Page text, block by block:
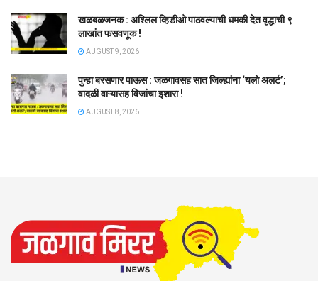
खळबळजनक : अश्लिल व्हिडीओ पाठवल्याची धमकी देत वृद्धाची ९
लाखांत फसवणूक !
AUGUST 9, 2026
पुन्हा बरसणार पाऊस : जळगावसह सात जिल्ह्यांना ‘यलो अलर्ट’;
वादळी वाऱ्यासह विजांचा इशारा !
AUGUST 8, 2026